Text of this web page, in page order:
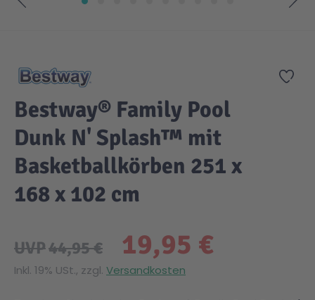
Sicherheit
Krimi / Thriller
Liebesromane
Sachbücher / Wissen
Kuscheltiere
Puppen & Puppenzubehör
Puzzle & Legespiele
Elektronische Spielwaren
DC Comics™ Super Heroes
DUPLO®
Jurassic World™
Country
Family Fun
Fun Stars
Zur
Bestway® Family Pool
Dunk N' Splash™ mit
Basketballkörben 251 x
168 x 102 cm
19,95 €
UVP44,95 €
Inkl. 19% USt., zzgl. Versandkosten